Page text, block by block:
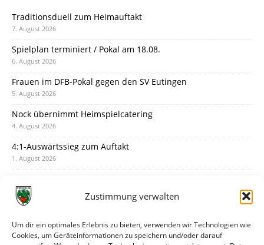
Zustimmung verwalten
Um dir ein optimales Erlebnis zu bieten, verwenden wir Technologien wie
Cookies, um Geräteinformationen zu speichern und/oder darauf
Traditionsduell zum Heimauftakt
7. August 2026
Spielplan terminiert / Pokal am 18.08.
6. August 2026
Frauen im DFB-Pokal gegen den SV Eutingen
5. August 2026
Nock übernimmt Heimspielcatering
4. August 2026
4:1-Auswärtssieg zum Auftakt
1. August 2026
31. Juli 2026
30. Juli 2026